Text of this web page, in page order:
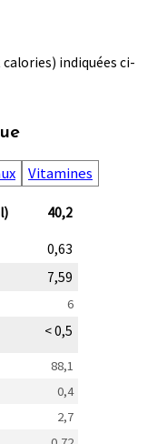
indiquées ci-
Vitamines
40,2
0,63
7,59
6
< 0,5
88,1
0,4
2,7